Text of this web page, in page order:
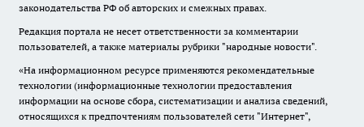
законодательства РФ об авторских и смежных правах.
Редакция портала не несет ответственности за комментарии
пользователей, а также материалы рубрики "народные новости".
«На информационном ресурсе применяются рекомендательные
технологии (информационные технологии предоставления
информации на основе сбора, систематизации и анализа сведений,
относящихся к предпочтениям пользователей сети "Интернет",